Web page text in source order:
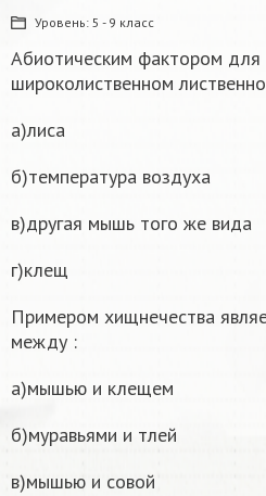
Уровень: 5 - 9 класс
Абиотическим фактором
широколиственном
а)лиса
б)температура воздуха
в)другая мышь того же вида
г)клещ
Примером хищнечества
между :
а)мышью и клещем
б)муравьями и тлей
в)мышью и совой